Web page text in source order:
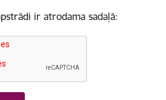
ir atrodama sadaļā: